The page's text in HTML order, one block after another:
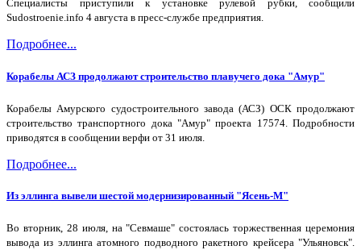
Специалисты приступили к установке рулевой рубки, сообщили
Sudostroenie.info 4 августа в пресс-службе предприятия.
Подробнее...
Корабелы АСЗ продолжают строительство плавучего дока "Амур"
Корабелы Амурского судостроительного завода (АСЗ) ОСК продолжают
строительство транспортного дока "Амур" проекта 17574. Подробности
приводятся в сообщении верфи от 31 июля.
Подробнее...
Из эллинга вывели шестой модернизированный "Ясень-М"
Во вторник, 28 июля, на "Севмаше" состоялась торжественная церемония
вывода из эллинга атомного подводного ракетного крейсера "Ульяновск".